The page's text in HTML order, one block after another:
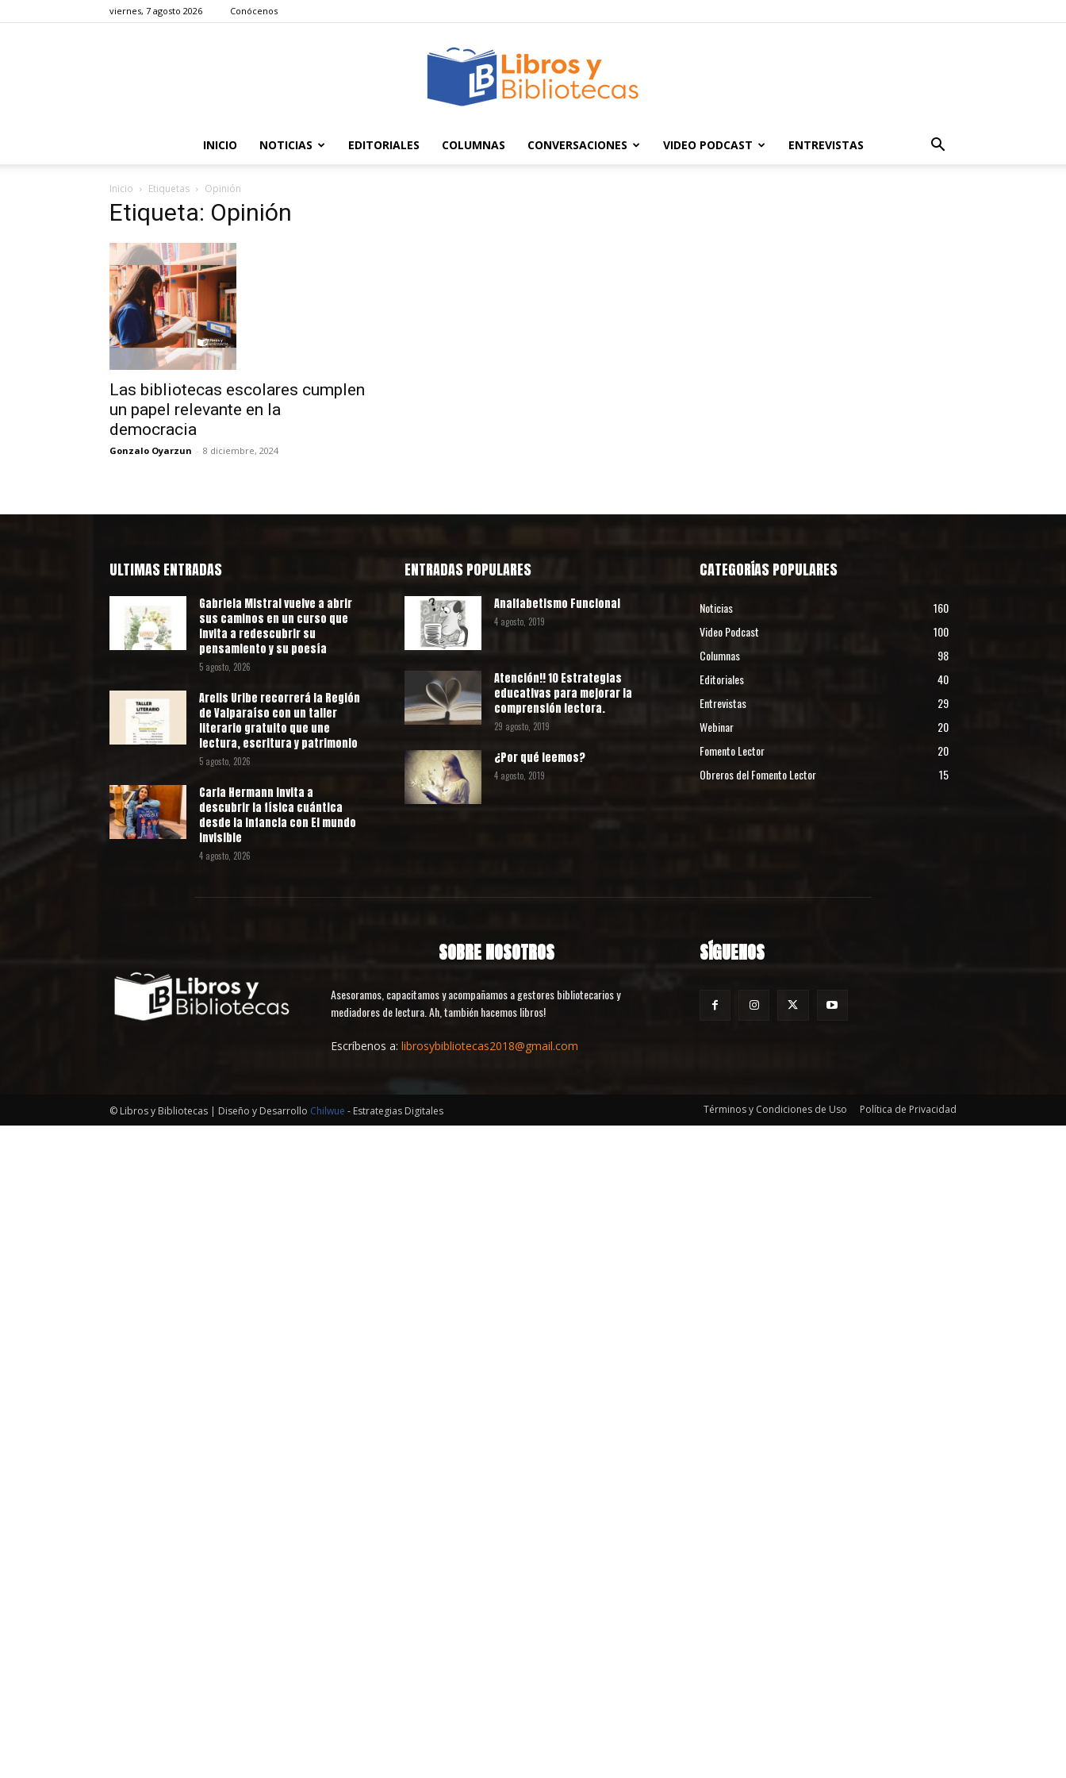
viernes, 7 agosto 2026 Conócenos
INICIO NOTICIAS EDITORIALES COLUMNAS CONVERSACIONES VIDEO PODCAST ENTREVISTAS
Inicio Etiquetas Opinión
Etiqueta: Opinión
Las bibliotecas escolares cumplen
un papel relevante en la
democracia
Gonzalo Oyarzun - 8 diciembre, 2024
ULTIMAS ENTRADAS
Gabriela Mistral vuelve a abrir
sus caminos en un curso que
invita a redescubrir su
pensamiento y su poesía
5 agosto, 2026
Arelis Uribe recorrerá la Región
de Valparaíso con un taller
literario gratuito que une
lectura, escritura y patrimonio
5 agosto, 2026
Carla Hermann invita a
descubrir la física cuántica
desde la infancia con El mundo
invisible
4 agosto, 2026
ENTRADAS POPULARES
Analfabetismo Funcional
4 agosto, 2019
Atención!! 10 Estrategias
educativas para mejorar la
comprensión lectora.
29 agosto, 2019
¿Por qué leemos?
4 agosto, 2019
CATEGORÍAS POPULARES
Noticias
160
Video Podcast
100
Columnas
98
Editoriales
40
Entrevistas
29
Webinar
20
Fomento Lector
20
Obreros del Fomento Lector
15
SOBRE NOSOTROS
Asesoramos, capacitamos y acompañamos a gestores bibliotecarios y
mediadores de lectura. Ah, también hacemos libros!
Escríbenos a: librosybibliotecas2018@gmail.com
SÍGUENOS
© Libros y Bibliotecas | Diseño y Desarrollo Chilwue - Estrategias Digitales Términos y Condiciones de Uso Política de Privacidad